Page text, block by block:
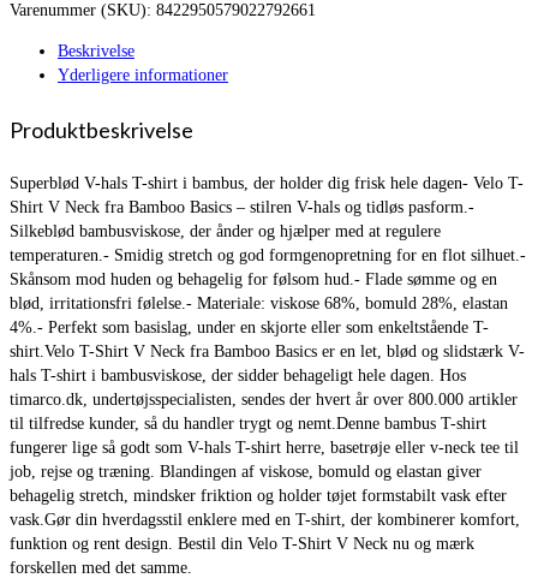
Varenummer (SKU): 8422950579022792661
Beskrivelse
Yderligere informationer
Produktbeskrivelse
Superblød V-hals T-shirt i bambus, der holder dig frisk hele dagen- Velo T-
Shirt V Neck fra Bamboo Basics – stilren V-hals og tidløs pasform.-
Silkeblød bambusviskose, der ånder og hjælper med at regulere
temperaturen.- Smidig stretch og god formgenopretning for en flot silhuet.-
Skånsom mod huden og behagelig for følsom hud.- Flade sømme og en
blød, irritationsfri følelse.- Materiale: viskose 68%, bomuld 28%, elastan
4%.- Perfekt som basislag, under en skjorte eller som enkeltstående T-
shirt.Velo T-Shirt V Neck fra Bamboo Basics er en let, blød og slidstærk V-
hals T-shirt i bambusviskose, der sidder behageligt hele dagen. Hos
timarco.dk, undertøjsspecialisten, sendes der hvert år over 800.000 artikler
til tilfredse kunder, så du handler trygt og nemt.Denne bambus T-shirt
fungerer lige så godt som V-hals T-shirt herre, basetrøje eller v-neck tee til
job, rejse og træning. Blandingen af viskose, bomuld og elastan giver
behagelig stretch, mindsker friktion og holder tøjet formstabilt vask efter
vask.Gør din hverdagsstil enklere med en T-shirt, der kombinerer komfort,
funktion og rent design. Bestil din Velo T-Shirt V Neck nu og mærk
forskellen med det samme.